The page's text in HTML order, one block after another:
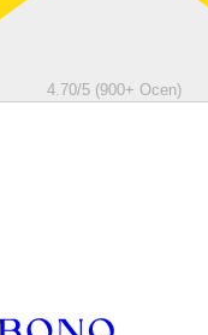
4.70/5 (900+ Ocen)